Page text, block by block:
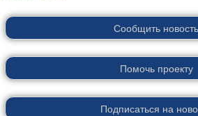
Сообщить новость
Помочь проекту
Подписаться на